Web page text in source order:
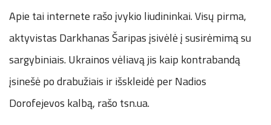
Apie tai internete rašo įvykio liudininkai. Visų pirma,
aktyvistas Darkhanas Šaripas įsivėlė į susirėmimą su
sargybiniais. Ukrainos vėliavą jis kaip kontrabandą
įsinešė po drabužiais ir išskleidė per Nadios
Dorofejevos kalbą, rašo tsn.ua.